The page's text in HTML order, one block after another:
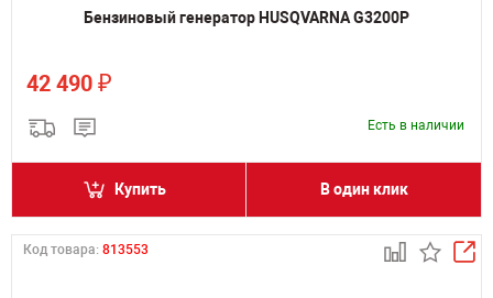
Бензиновый генератор HUSQVARNA G3200P
42 490 ₽
Есть в наличии
Купить В один клик
Код товара: 813553